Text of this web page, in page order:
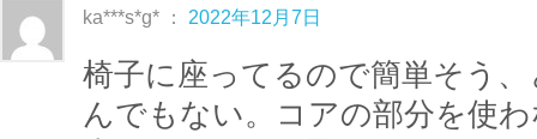
https://home-fitness24.jp/10388
◆身体改革運動スタジオ:STAAART◆
ka***s*g* ： 2022年12月7日
椅子に座ってるので簡単そう
んでもない。コアの部分を使